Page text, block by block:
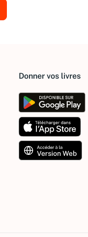
Donner vos livres